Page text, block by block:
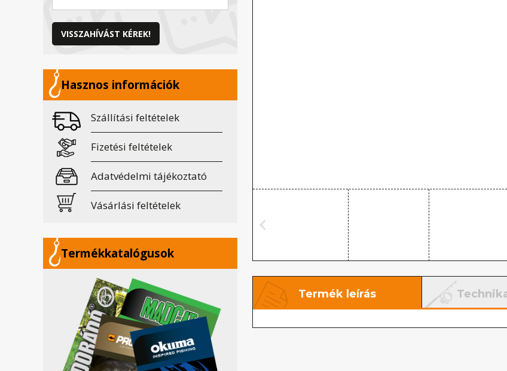
VISSZAHÍVÁST KÉREK!
Hasznos információk
Szállítási feltételek
Fizetési feltételek
Adatvédelmi tájékoztató
Vásárlási feltételek
Termékkatalógusok
Termék leírás